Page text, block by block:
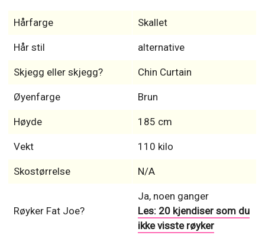
Hårfarge Skallet
Hår stil alternative
Skjegg eller skjegg? Chin Curtain
Øyenfarge Brun
Høyde 185 cm
Vekt 110 kilo
Skostørrelse N/A
Røyker Fat Joe?
Ja, noen ganger
Les: 20 kjendiser som du
ikke visste røyker